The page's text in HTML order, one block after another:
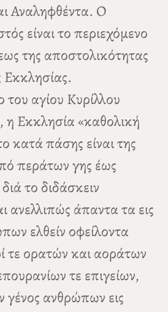
Αναληφθέντα. Ο
είναι το περιεχόμενο
της αποστολικότητας
του αγίου Κυρίλλου
η Εκκλησία «καθολική
κατά πάσης είναι της
περάτων γης έως
το διδάσκειν
ανελλιπώς άπαντα τα εις
ελθείν οφείλοντα
τε ορατών και αοράτων
τε επιγείων,
γένος ανθρώπων εις